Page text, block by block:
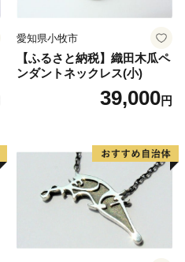
愛知県小牧市
【ふるさと納税】織田木瓜ペ
ンダントネックレス(小)
39,000円